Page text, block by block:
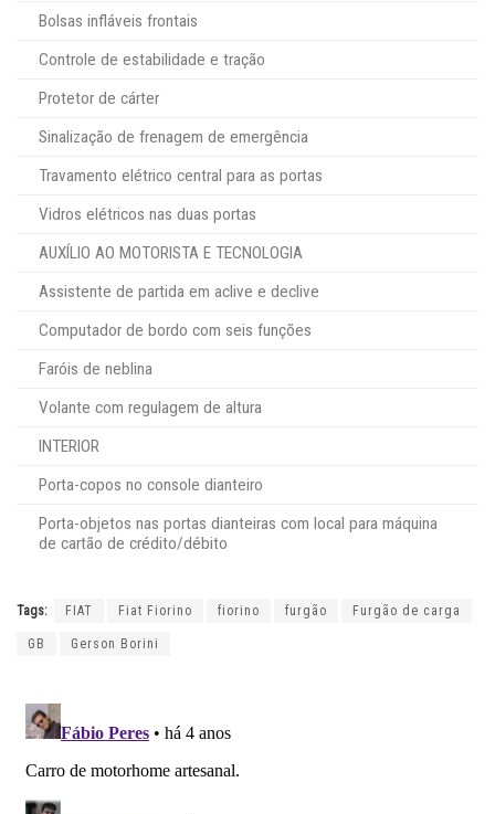
Bolsas infláveis frontais
Controle de estabilidade e tração
Protetor de cárter
Sinalização de frenagem de emergência
Travamento elétrico central para as portas
Vidros elétricos nas duas portas
AUXÍLIO AO MOTORISTA E TECNOLOGIA
Assistente de partida em aclive e declive
Computador de bordo com seis funções
Faróis de neblina
Volante com regulagem de altura
INTERIOR
Porta-copos no console dianteiro
Porta-objetos nas portas dianteiras com local para máquina
de cartão de crédito/débito
Tags: FIAT Fiat Fiorino fiorino furgão Furgão de carga
GB Gerson Borini